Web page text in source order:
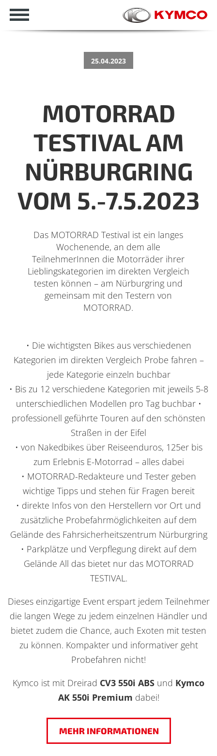
25.04.2023
MOTORRAD
TESTIVAL AM
NÜRBURGRING
VOM 5.-7.5.2023
Das MOTORRAD Testival ist ein langes
Wochenende, an dem alle
TeilnehmerInnen die Motorräder ihrer
Lieblingskategorien im direkten Vergleich
testen können – am Nürburgring und
gemeinsam mit den Testern von
MOTORRAD.
• Die wichtigsten Bikes aus verschiedenen
Kategorien im direkten Vergleich Probe fahren –
jede Kategorie einzeln buchbar
• Bis zu 12 verschiedene Kategorien mit jeweils 5-8
unterschiedlichen Modellen pro Tag buchbar •
professionell geführte Touren auf den schönsten
Straßen in der Eifel
• von Nakedbikes über Reiseenduros, 125er bis
zum Erlebnis E-Motorrad – alles dabei
• MOTORRAD-Redakteure und Tester geben
wichtige Tipps und stehen für Fragen bereit
• direkte Infos von den Herstellern vor Ort und
zusätzliche Probefahrmöglichkeiten auf dem
Gelände des Fahrsicherheitszentrum Nürburgring
• Parkplätze und Verpflegung direkt auf dem
Gelände All das bietet nur das MOTORRAD
TESTIVAL.
Dieses einzigartige Event erspart jedem Teilnehmer
die langen Wege zu jedem einzelnen Händler und
bietet zudem die Chance, auch Exoten mit testen
zu können. Kompakter und informativer geht
Probefahren nicht!
Kymco ist mit Dreirad CV3 550i ABS und Kymco
AK 550i Premium dabei!
MEHR INFORMATIONEN
zur Übersicht